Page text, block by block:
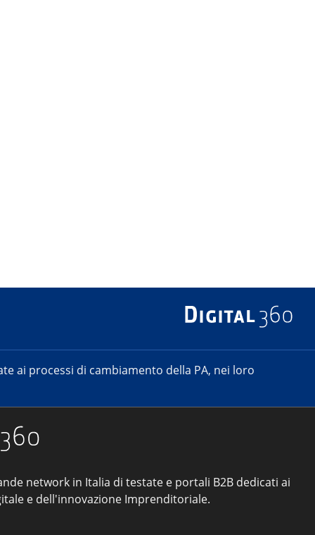
ai processi di cambiamento della PA, nei loro
network in Italia di testate e portali B2B dedicati ai
e dell'innovazione Imprenditoriale.